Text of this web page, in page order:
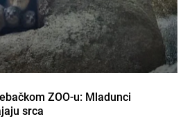
ZOO-u: Mladunci
srca